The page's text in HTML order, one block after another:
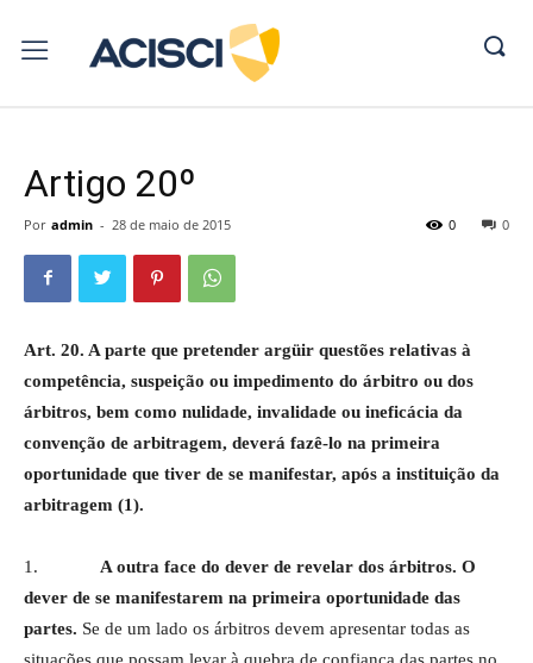
Artigo 20º
Por admin - 28 de maio de 2015 0
0
Art. 20. A parte que pretender argüir questões relativas à
competência, suspeição ou impedimento do árbitro ou dos
árbitros, bem como nulidade, invalidade ou ineficácia da
convenção de arbitragem, deverá fazê-lo na primeira
oportunidade que tiver de se manifestar, após a instituição da
arbitragem (1).
1. A outra face do dever de revelar dos árbitros. O
dever de se manifestarem na primeira oportunidade das
partes. Se de um lado os árbitros devem apresentar todas as
situações que possam levar à quebra de confiança das partes no